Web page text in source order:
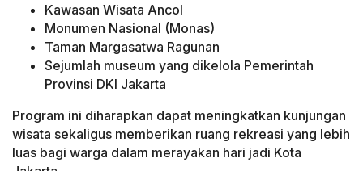
Kawasan Wisata Ancol
Monumen Nasional (Monas)
Taman Margasatwa Ragunan
Sejumlah museum yang dikelola Pemerintah
Provinsi DKI Jakarta
Program ini diharapkan dapat meningkatkan kunjungan
wisata sekaligus memberikan ruang rekreasi yang lebih
luas bagi warga dalam merayakan hari jadi Kota